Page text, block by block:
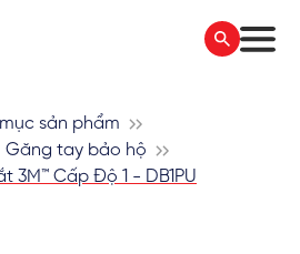
sản phẩm
Găng tay bảo hộ
3M™ Cấp Độ 1 - DB1PU